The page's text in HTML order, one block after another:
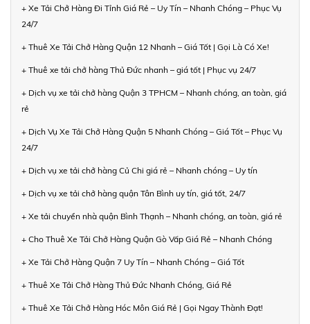
+ Xe Tải Chở Hàng Đi Tỉnh Giá Rẻ – Uy Tín – Nhanh Chóng – Phục Vụ
24/7
+ Thuê Xe Tải Chở Hàng Quận 12 Nhanh – Giá Tốt | Gọi Là Có Xe!
+ Thuê xe tải chở hàng Thủ Đức nhanh – giá tốt | Phục vụ 24/7
+ Dịch vụ xe tải chở hàng Quận 3 TPHCM – Nhanh chóng, an toàn, giá
rẻ
+ Dịch Vụ Xe Tải Chở Hàng Quận 5 Nhanh Chóng – Giá Tốt – Phục Vụ
24/7
+ Dịch vụ xe tải chở hàng Củ Chi giá rẻ – Nhanh chóng – Uy tín
+ Dịch vụ xe tải chở hàng quận Tân Bình uy tín, giá tốt, 24/7
+ Xe tải chuyển nhà quận Bình Thạnh – Nhanh chóng, an toàn, giá rẻ
+ Cho Thuê Xe Tải Chở Hàng Quận Gò Vấp Giá Rẻ – Nhanh Chóng
+ Xe Tải Chở Hàng Quận 7 Uy Tín – Nhanh Chóng – Giá Tốt
+ Thuê Xe Tải Chở Hàng Thủ Đức Nhanh Chóng, Giá Rẻ
+ Thuê Xe Tải Chở Hàng Hóc Môn Giá Rẻ | Gọi Ngay Thành Đạt!